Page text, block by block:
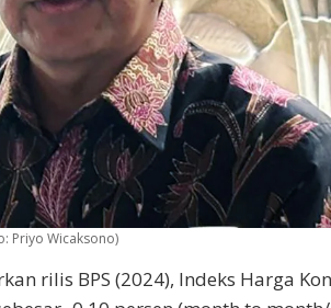
Priyo Wicaksono)
rilis BPS (2024), Indeks Harga